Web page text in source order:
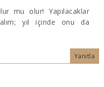
mu olur! Yapılacaklar
yıl içinde onu da
Yanıtla